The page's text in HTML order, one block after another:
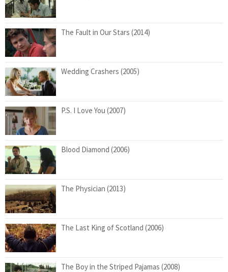
The Fault in Our Stars (2014)
Wedding Crashers (2005)
P.S. I Love You (2007)
Blood Diamond (2006)
The Physician (2013)
The Last King of Scotland (2006)
The Boy in the Striped Pajamas (2008)